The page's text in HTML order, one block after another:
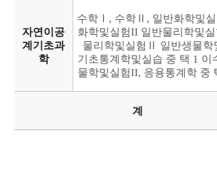
자연이공
계기초과
학
수학Ⅰ, 수학Ⅱ, 일반화학및
화학및실험II 일반물리학및
물리학및실험Ⅱ 일반생물학
기초통계학및실습 중 택 1 이
물학및실험II, 응용통계학 중
계